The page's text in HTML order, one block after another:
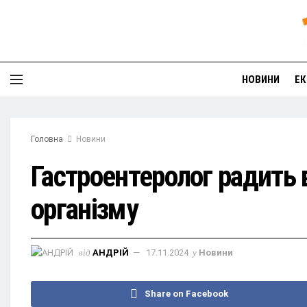
НОВИНИ
Головна Новини
Гастроентеролог
організму
від АНДРІЙ 17.11.2024 у Новини
Share on Facebook